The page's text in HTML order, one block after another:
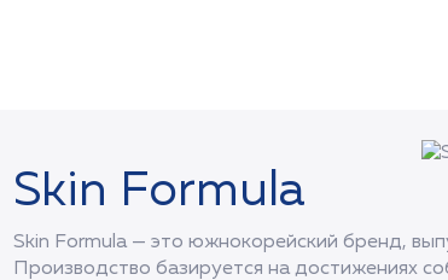
Skin Formula
Skin Formula — это южнокорейский бренд,
Производство базируется на достижениях